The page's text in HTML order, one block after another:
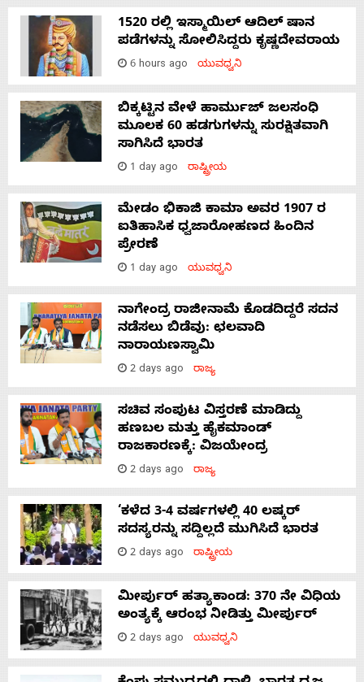
1520 ರಲ್ಲಿ ಇಸ್ಮಾಯಿಲ್ ಆದಿಲ್ ಷಾನ
ಪಡೆಗಳನ್ನು ಸೋಲಿಸಿದ್ದರು ಕೃಷ್ಣದೇವರಾಯ
6 hours ago ಯುವಧ್ವನಿ
ಬಿಕ್ಕಟ್ಟಿನ ವೇಳೆ ಹಾರ್ಮುಜ್ ಜಲಸಂಧಿ
ಮೂಲಕ 60 ಹಡಗುಗಳನ್ನು ಸುರಕ್ಷಿತವಾಗಿ
ಸಾಗಿಸಿದೆ ಭಾರತ
1 day ago ರಾಷ್ಟ್ರೀಯ
ಮೇಡಂ ಭಿಕಾಜಿ ಕಾಮಾ ಅವರ 1907 ರ
ಐತಿಹಾಸಿಕ ಧ್ವಜಾರೋಹಣದ ಹಿಂದಿನ
ಪ್ರೇರಣೆ
1 day ago ಯುವಧ್ವನಿ
ನಾಗೇಂದ್ರ ರಾಜೀನಾಮೆ ಕೊಡದಿದ್ದರೆ ಸದನ
ನಡೆಸಲು ಬಿಡೆವು: ಛಲವಾದಿ
ನಾರಾಯಣಸ್ವಾಮಿ
2 days ago ರಾಜ್ಯ
ಸಚಿವ ಸಂಪುಟ ವಿಸ್ತರಣೆ ಮಾಡಿದ್ದು
ಹಣಬಲ ಮತ್ತು ಹೈಕಮಾಂಡ್
ರಾಜಕಾರಣಕ್ಕೆ: ವಿಜಯೇಂದ್ರ
2 days ago ರಾಜ್ಯ
‘ಕಳೆದ 3-4 ವರ್ಷಗಳಲ್ಲಿ 40 ಲಷ್ಕರ್
ಸದಸ್ಯರನ್ನು ಸದ್ದಿಲ್ಲದೆ ಮುಗಿಸಿದೆ ಭಾರತ
2 days ago ರಾಷ್ಟ್ರೀಯ
ಮೀರ್ಪುರ್ ಹತ್ಯಾಕಾಂಡ: 370 ನೇ ವಿಧಿಯ
ಅಂತ್ಯಕ್ಕೆ ಆರಂಭ ನೀಡಿತ್ತು ಮೀರ್ಪುರ್
2 days ago ಯುವಧ್ವನಿ